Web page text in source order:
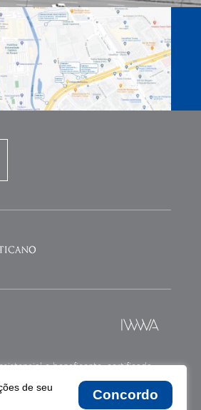
e beneficente, certificada
de seu
Concordo